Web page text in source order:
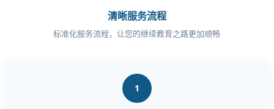
清晰服务流程
标准化服务流程，让您的继续教育之路更加顺畅
1